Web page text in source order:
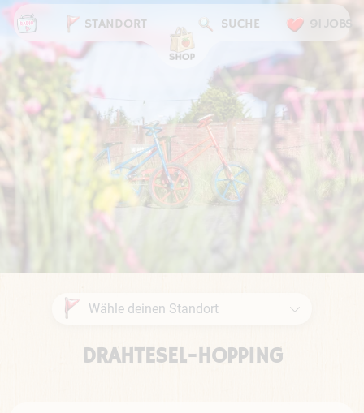
STANDORT SUCHE 91 JOBS
DRAHTESEL-HOPPING